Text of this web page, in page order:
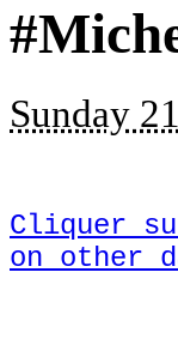
Sunday
Cliquer
on other